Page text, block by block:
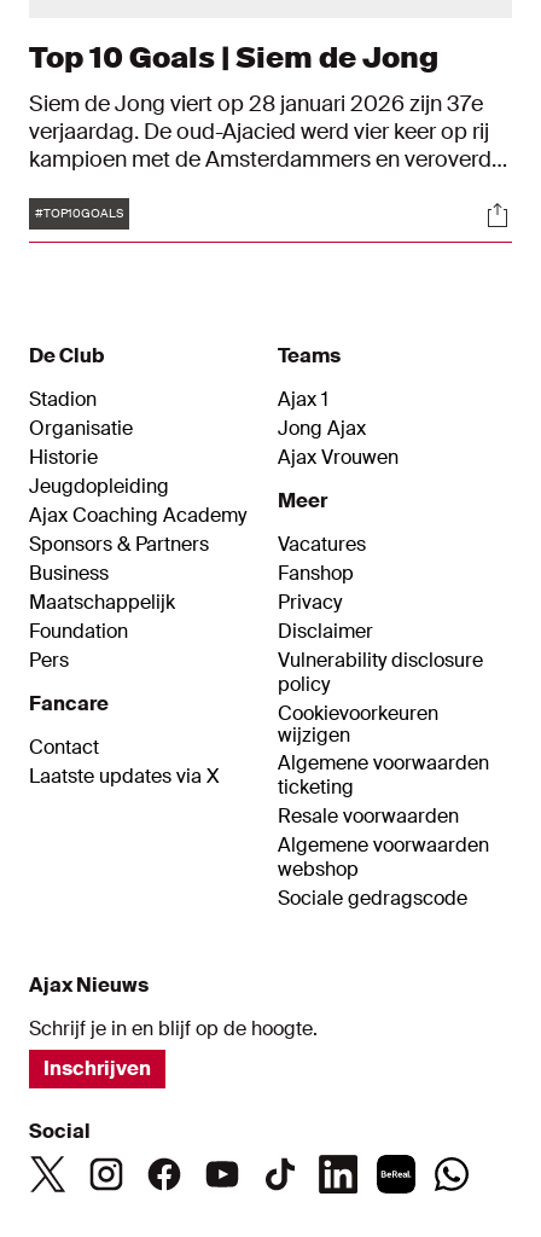
Top 10 Goals | Siem de Jong
Siem de Jong viert op 28 januari 2026 zijn 37e
verjaardag. De oud-Ajacied werd vier keer op rij
kampioen met de Amsterdammers en veroverde
hebben wij tien goals op een rij gezet.
Tags
#TOP10GOALS
De Club
Stadion
Organisatie
Historie
Jeugdopleiding
Ajax Coaching Academy
Sponsors & Partners
Business
Maatschappelijk
Foundation
Pers
Fancare
Contact
Laatste updates via X
Teams
Ajax 1
Jong Ajax
Ajax Vrouwen
Meer
Vacatures
Fanshop
Privacy
Disclaimer
Vulnerability disclosure
policy
Cookievoorkeuren
wijzigen
Algemene voorwaarden
ticketing
Resale voorwaarden
Algemene voorwaarden
webshop
Sociale gedragscode
Ajax Nieuws
Schrijf je in en blijf op de hoogte.
Inschrijven
Social